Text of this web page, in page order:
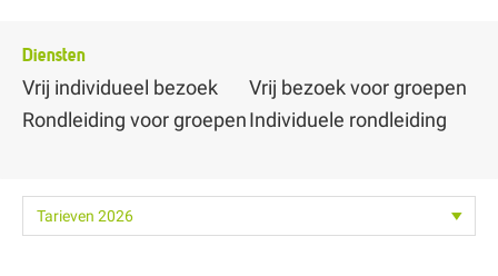
Diensten
Vrij individueel bezoek
Rondleiding voor groepen
Vrij bezoek voor groepen
Individuele rondleiding